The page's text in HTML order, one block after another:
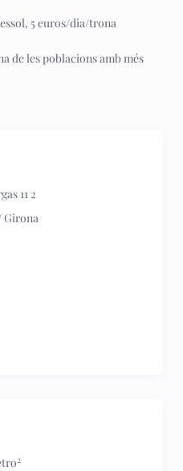
5 euros/dia/trona
de les poblacions amb més
11 2
Girona
2